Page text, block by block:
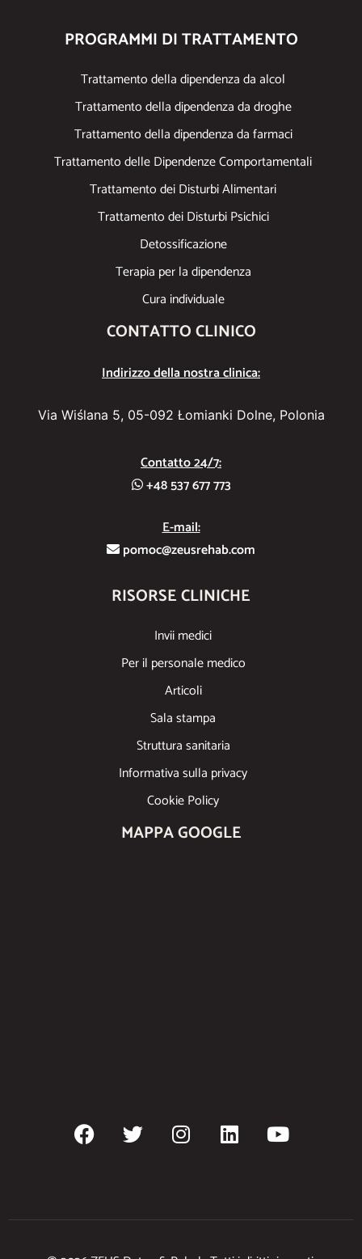
PROGRAMMI DI TRATTAMENTO
Trattamento della dipendenza da alcol
Trattamento della dipendenza da droghe
Trattamento della dipendenza da farmaci
Trattamento delle Dipendenze Comportamentali
Trattamento dei Disturbi Alimentari
Trattamento dei Disturbi Psichici
Detossificazione
Terapia per la dipendenza
Cura individuale
CONTATTO CLINICO
Indirizzo della nostra clinica:
Via Wiślana 5, 05-092 Łomianki Dolne, Polonia
Contatto 24/7:
+48 537 677 773
E-mail:
pomoc@zeusrehab.com
RISORSE CLINICHE
Invii medici
Per il personale medico
Articoli
Sala stampa
Struttura sanitaria
Informativa sulla privacy
Cookie Policy
MAPPA GOOGLE